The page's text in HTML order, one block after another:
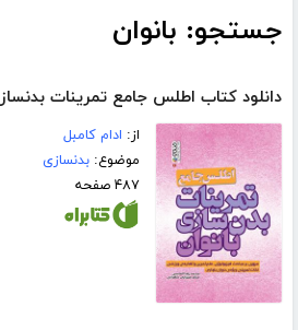
جستجو: بانوان
دانلود کتاب اطلس جامع تمرینات
از: ادام کامبل
موضوع:بدنسازی
۴۸۷ صفحه